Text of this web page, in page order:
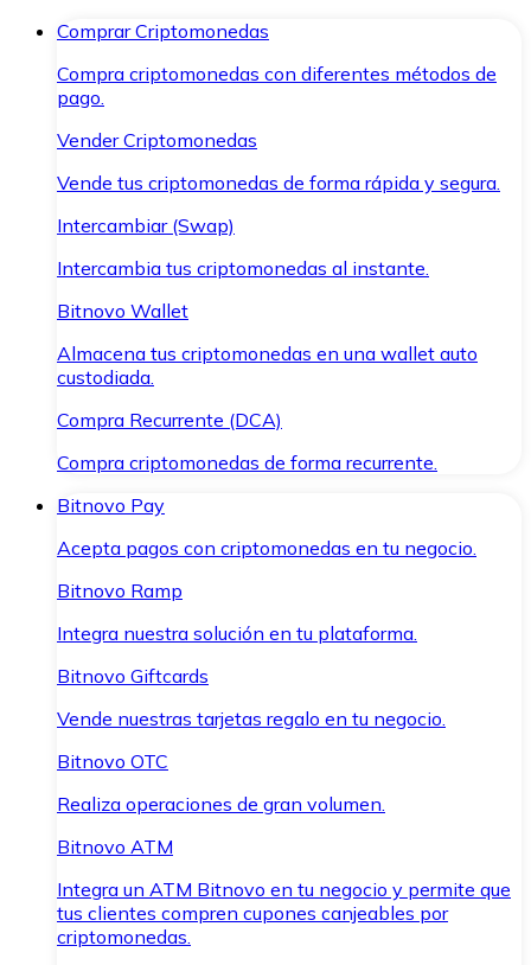
Comprar Criptomonedas
Compra criptomonedas con diferentes métodos de
pago.
Vender Criptomonedas
Vende tus criptomonedas de forma rápida y segura.
Intercambiar (Swap)
Intercambia tus criptomonedas al instante.
Bitnovo Wallet
Almacena tus criptomonedas en una wallet auto
custodiada.
Compra Recurrente (DCA)
Compra criptomonedas de forma recurrente.
Bitnovo Pay
Acepta pagos con criptomonedas en tu negocio.
Bitnovo Ramp
Integra nuestra solución en tu plataforma.
Bitnovo Giftcards
Vende nuestras tarjetas regalo en tu negocio.
Bitnovo OTC
Realiza operaciones de gran volumen.
Bitnovo ATM
Integra un ATM Bitnovo en tu negocio y permite que
tus clientes compren cupones canjeables por
criptomonedas.